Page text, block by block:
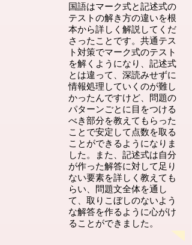
国語はマーク式と記述式の
テストの解き方の違いを根
本から詳しく解説してくだ
さったことです。共通テス
ト対策でマーク式のテスト
を解くようになり、記述式
とは違って、深読みせずに
情報処理していくのが難し
かったんですけど、問題の
パターンごとに目をつける
べき部分を教えてもらった
ことで安定して点数を取る
ことができるようになりま
した。また、記述式は自分
が作った解答に対して足り
ない要素を詳しく教えても
らい、問題文全体を通し
て、取りこぼしのないよう
な解答を作るように心がけ
ることができました。